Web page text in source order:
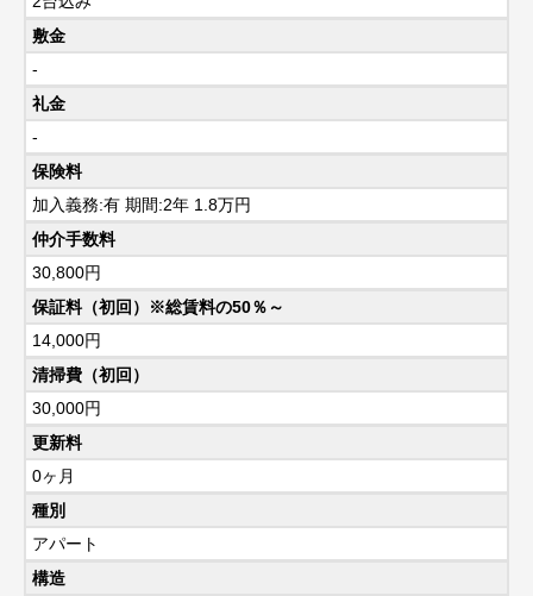
敷金
-
礼金
-
保険料
加入義務:有 期間:2年 1.8万円
仲介手数料
30,800円
保証料（初回）※総賃料の50％～
14,000円
清掃費（初回）
30,000円
更新料
0ヶ月
種別
アパート
構造